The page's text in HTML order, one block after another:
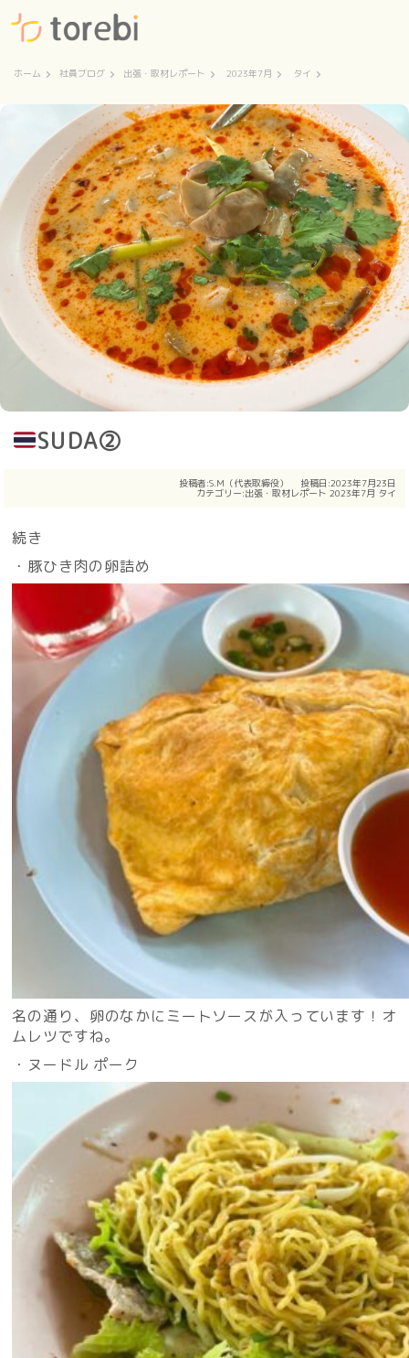
ホーム 社員ブログ 出張・取材レポート 2023年7月 タイ
SUDA②
投稿者:S.M（代表取締役） 投稿日:2023年7月23日
カテゴリー:出張・取材レポート 2023年7月 タイ
続き
・豚ひき肉の卵詰め
名の通り、卵のなかにミートソースが入っています！オ
ムレツですね。
・ヌードル ポーク